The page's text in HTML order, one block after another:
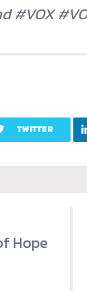
#VOX #
TWITTER
Hope